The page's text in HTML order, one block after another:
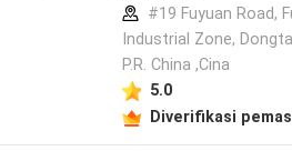
#19 Fuyuan Road,
Industrial Zone,
P.R. China ,Cina
5.0
Diverifikasi